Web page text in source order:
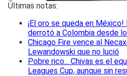
Últimas notas:
¡El oro se queda en
derrotó a Colombia desde
Chicago Fire vence al
Lewandowski que no lució
Pobre rico... Chivas es el
Leagues Cup, aunque sin